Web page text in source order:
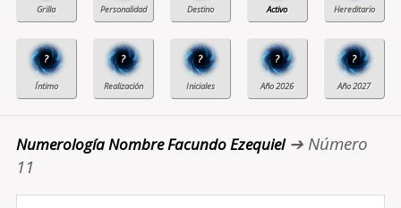
? ? ? ? ?
Numerología Nombre Facundo Ezequiel➔ Número
11